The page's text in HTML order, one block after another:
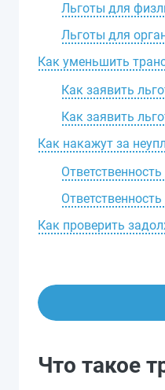
Льготы для
Льготы для
Как уменьшить
Как заявить
Как заявить
Как накажут за
Как проверить
Что такое